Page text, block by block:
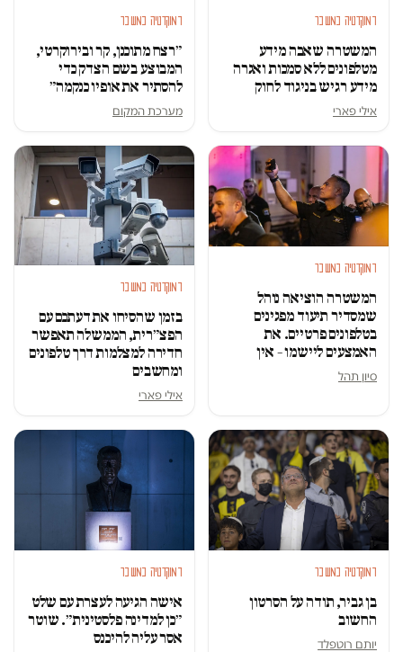
דמוקרטיה במשבר
המשטרה שאבה מידע
מטלפונים ללא סמכות ואגרה
מידע רגיש בניגוד לחוק
אילי פארי
דמוקרטיה במשבר
״רצח מתוכנן, קר ובירוקרטי,
המבוצע בשם הצדק כדי
להסתיר את אופיו כנקמה״
מערכת המקום
דמוקרטיה במשבר
המשטרה הוציאה נוהל
שמסדיר תיעוד מפגינים
בטלפונים פרטיים. את
האמצעים ליישמו – אין
סיון תהל
דמוקרטיה במשבר
בזמן שהסיחו את דעתכם עם
הפצ״רית, הממשלה תאפשר
חדירה למצלמות דרך טלפונים
ומחשבים
אילי פארי
דמוקרטיה במשבר
בן גביר, תודה על הסרטון
החשוב
יותם רוטפלד
דמוקרטיה במשבר
אישה הגיעה לעצרת עם שלט
״כן למדינה פלסטינית״. שוטר
אסר עליה להיכנס